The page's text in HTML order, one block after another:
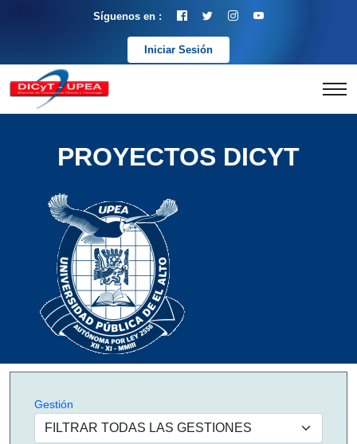
Síguenos en :
Iniciar Sesión
PROYECTOS DICYT
Gestión